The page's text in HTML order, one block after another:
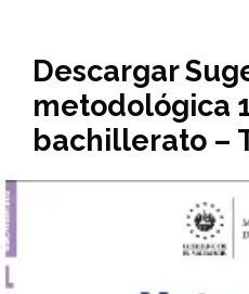
Descargar
metodológica
bachillerato –